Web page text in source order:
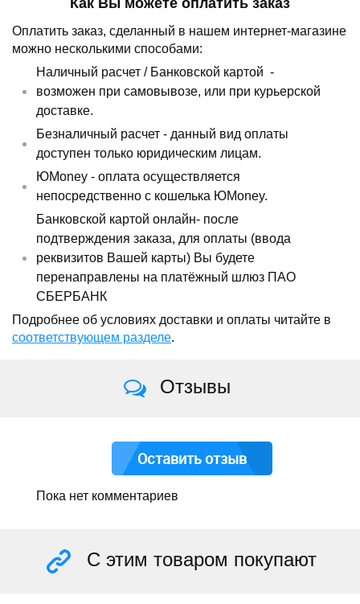
Как Вы можете оплатить заказ
Оплатить заказ, сделанный в нашем интернет-магазине
можно несколькими способами:
Наличный расчет / Банковской картой -
возможен при самовывозе, или при курьерской
доставке.
Безналичный расчет - данный вид оплаты
доступен только юридическим лицам.
ЮMoney - оплата осуществляется
непосредственно с кошелька ЮMoney.
Банковской картой онлайн- после
подтверждения заказа, для оплаты (ввода
реквизитов Вашей карты) Вы будете
перенаправлены на платёжный шлюз ПАО
СБЕРБАНК
Подробнее об условиях доставки и оплаты читайте в
соответствующем разделе.
Отзывы
Оставить отзыв
Пока нет комментариев
С этим товаром покупают